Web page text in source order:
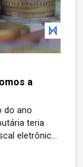
a
do ano
teria
eletrônica
é
g1, a